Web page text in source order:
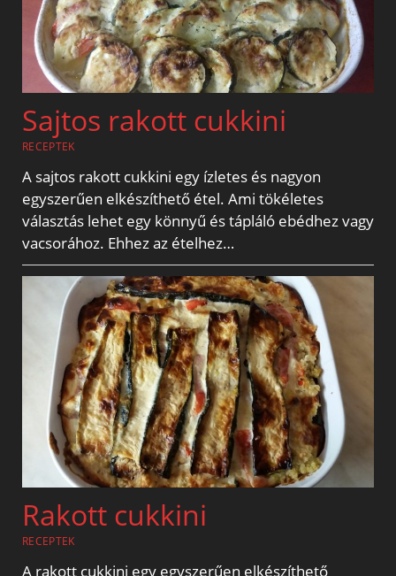
Sajtos rakott cukkini
RECEPTEK
A sajtos rakott cukkini egy ízletes és nagyon
egyszerűen elkészíthető étel. Ami tökéletes
választás lehet egy könnyű és tápláló ebédhez vagy
vacsorához. Ehhez az ételhez…
Rakott cukkini
RECEPTEK
A rakott cukkini egy egyszerűen elkészíthető